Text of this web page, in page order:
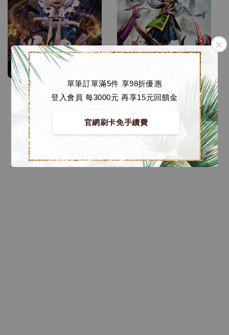
單筆訂單滿5件 享98折優惠
登入會員 每3000元 再享15元回饋金
官網刷卡免手續費